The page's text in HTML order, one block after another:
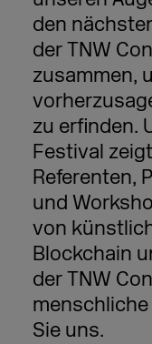
den
der TNW
zusammen,
zu erfinden.
Festival
Referenten,
und
von
Blockchain
der TNW
Sie uns.